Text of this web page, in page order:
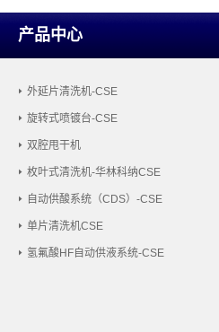
产品中心
外延片清洗机-CSE
旋转式喷镀台-CSE
双腔甩干机
枚叶式清洗机-华林科纳CSE
自动供酸系统（CDS）-CSE
单片清洗机CSE
氢氟酸HF自动供液系统-CSE